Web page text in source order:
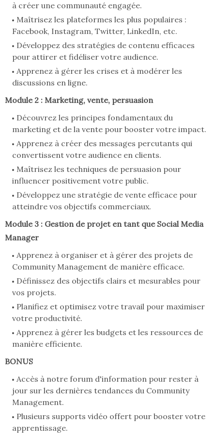
à créer une communauté engagée.
Maîtrisez les plateformes les plus populaires :
Facebook, Instagram, Twitter, LinkedIn, etc.
Développez des stratégies de contenu efficaces
pour attirer et fidéliser votre audience.
Apprenez à gérer les crises et à modérer les
discussions en ligne.
Module 2 : Marketing, vente, persuasion
Découvrez les principes fondamentaux du
marketing et de la vente pour booster votre impact.
Apprenez à créer des messages percutants qui
convertissent votre audience en clients.
Maîtrisez les techniques de persuasion pour
influencer positivement votre public.
Développez une stratégie de vente efficace pour
atteindre vos objectifs commerciaux.
Module 3 : Gestion de projet en tant que Social Media
Manager
Apprenez à organiser et à gérer des projets de
Community Management de manière efficace.
Définissez des objectifs clairs et mesurables pour
vos projets.
Planifiez et optimisez votre travail pour maximiser
votre productivité.
Apprenez à gérer les budgets et les ressources de
manière efficiente.
BONUS
Accès à notre forum d'information pour rester à
jour sur les dernières tendances du Community
Management.
Plusieurs supports vidéo offert pour booster votre
apprentissage.